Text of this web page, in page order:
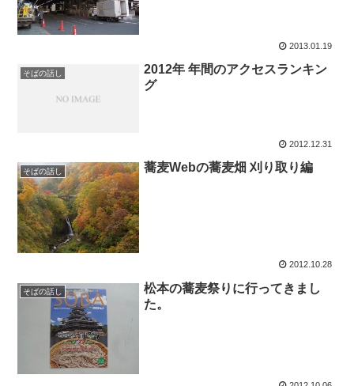
2013.01.19
そばの話し
2012年 年間のアクセスランキン
グ
2012.12.31
そばの話し 蕎麦Webの蕎麦畑 刈り取り編
2012.10.28
そばの話し
松本の蕎麦祭りに行ってきまし
た。